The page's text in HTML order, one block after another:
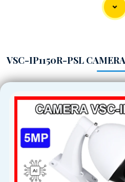
VSC-IP1150R-PSL